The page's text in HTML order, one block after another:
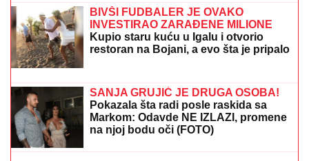
STANICIDrama u Prištini: Sve vrvi od
policije
Kupio staru kuću u Igalu i otvorio
restoran na Bojani, a evo šta je pripalo
bivšoj supruzi posle razvoda